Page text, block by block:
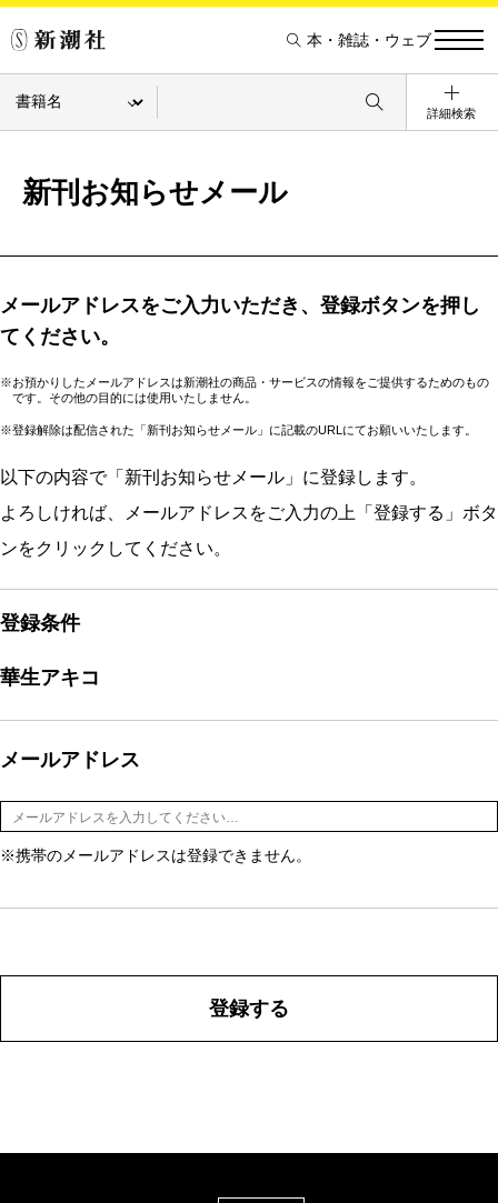
本・雑誌・ウェブ
詳細検索
新刊お知らせメール
メールアドレスをご入力いただき、登録ボタンを押し
てください。
※お預かりしたメールアドレスは新潮社の商品・サービスの情報をご提供するためのもの
です。その他の目的には使用いたしません。
※登録解除は配信された「新刊お知らせメール」に記載のURLにてお願いいたします。
以下の内容で「新刊お知らせメール」に登録します。
よろしければ、メールアドレスをご入力の上「登録する」ボタ
ンをクリックしてください。
登録条件
華生アキコ
メールアドレス
※携帯のメールアドレスは登録できません。
登録する